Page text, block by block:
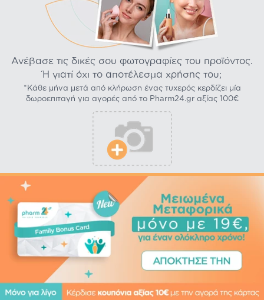
Ανέβασε τις δικές σου φωτογραφίες του προϊόντος.
Ή γιατί όχι το αποτέλεσμα χρήσης του;
*Κάθε μήνα μετά από κλήρωση ένας τυχερός κερδίζει μία
δωροεπιταγή για αγορές από το Pharm24.gr αξίας 100€